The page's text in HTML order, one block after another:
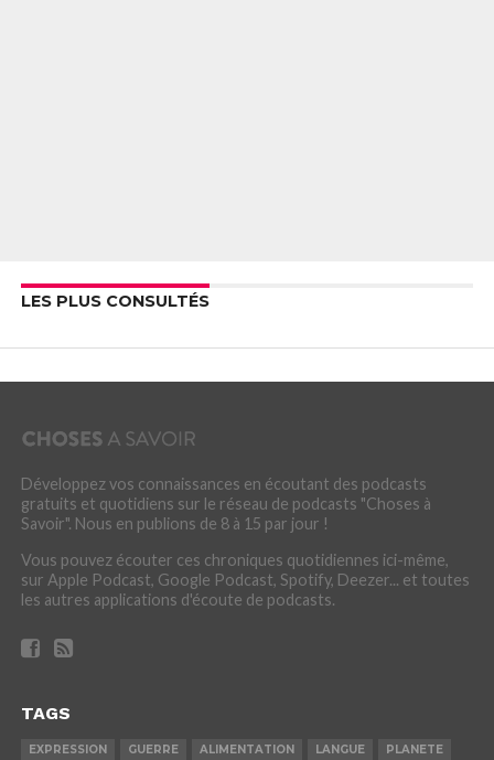
LES PLUS CONSULTÉS
Développez vos connaissances en écoutant des podcasts
gratuits et quotidiens sur le réseau de podcasts "Choses à
Savoir". Nous en publions de 8 à 15 par jour !
Vous pouvez écouter ces chroniques quotidiennes ici-même,
sur Apple Podcast, Google Podcast, Spotify, Deezer... et toutes
les autres applications d'écoute de podcasts.
TAGS
EXPRESSION GUERRE ALIMENTATION LANGUE PLANETE